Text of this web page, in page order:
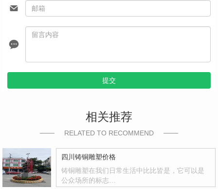
提交
相关推荐
RELATED TO RECOMMEND
四川铸铜雕塑价格
铸铜雕塑在我们日常生活中比比皆是，它可以是
公众场所的标志…